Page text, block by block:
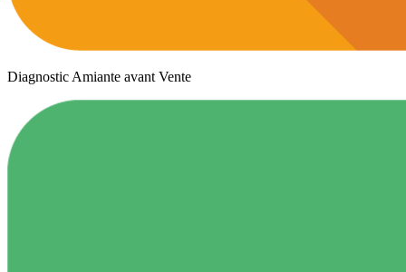
Diagnostic Amiante avant Vente